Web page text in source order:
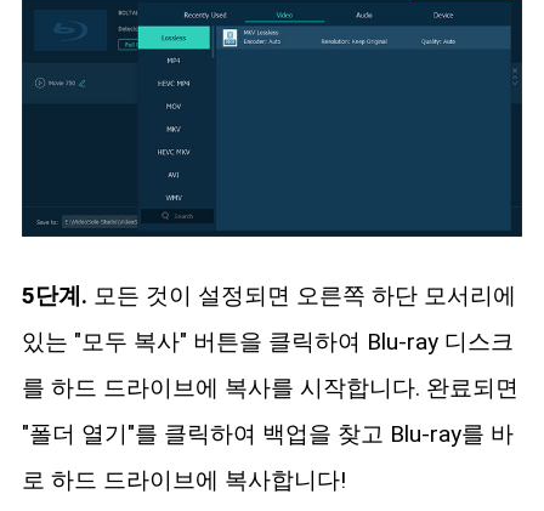
5단계. 모든 것이 설정되면 오른쪽 하단 모서리에
있는 "모두 복사" 버튼을 클릭하여 Blu-ray 디스크
를 하드 드라이브에 복사를 시작합니다. 완료되면
"폴더 열기"를 클릭하여 백업을 찾고 Blu-ray를 바
로 하드 드라이브에 복사합니다!